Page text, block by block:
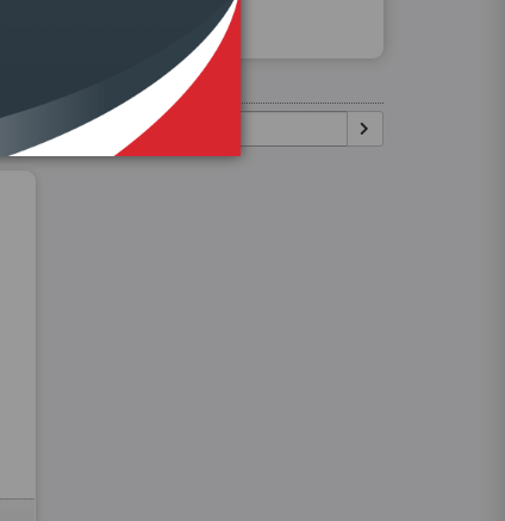
Pesquisar: